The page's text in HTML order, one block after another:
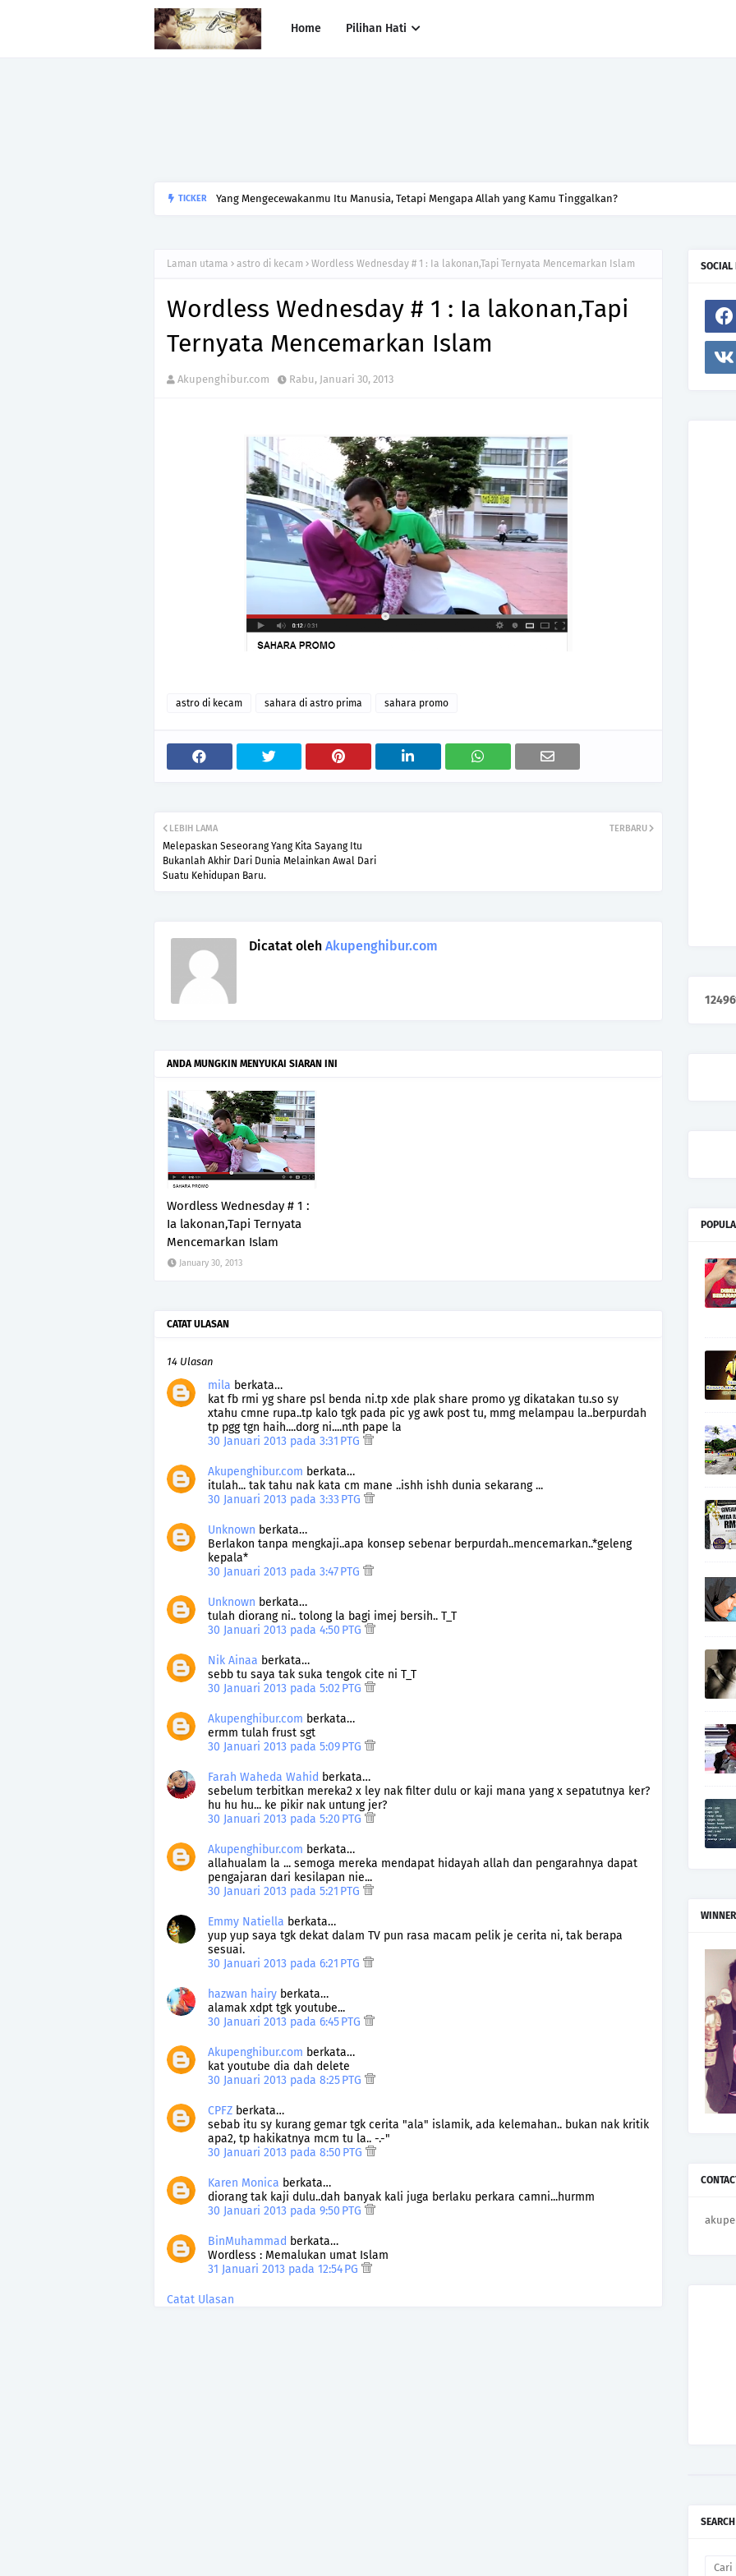
Home Pilihan Hati
TICKER Yang Mengecewakanmu Itu Manusia, Tetapi Mengapa Allah yang Kamu Tinggalkan?
Laman utama astro di kecam Wordless Wednesday # 1 : Ia lakonan,Tapi Ternyata Mencemarkan Islam
Wordless Wednesday # 1 : Ia lakonan,Tapi
Ternyata Mencemarkan Islam
Akupenghibur.com Rabu, Januari 30, 2013
astro di kecam sahara di astro prima sahara promo
TERBARU
LEBIH LAMA
Melepaskan Seseorang Yang Kita Sayang Itu
Bukanlah Akhir Dari Dunia Melainkan Awal Dari
Suatu Kehidupan Baru.
Dicatat oleh Akupenghibur.com
ANDA MUNGKIN MENYUKAI SIARAN INI
Wordless Wednesday # 1 :
Ia lakonan,Tapi Ternyata
Mencemarkan Islam
January 30, 2013
CATAT ULASAN
14 Ulasan
mila berkata…
kat fb rmi yg share psl benda ni.tp xde plak share promo yg dikatakan tu.so sy
xtahu cmne rupa..tp kalo tgk pada pic yg awk post tu, mmg melampau la..berpurdah
tp pgg tgn haih....dorg ni....nth pape la
30 Januari 2013 pada 3:31 PTG
Akupenghibur.com berkata…
itulah... tak tahu nak kata cm mane ..ishh ishh dunia sekarang ...
30 Januari 2013 pada 3:33 PTG
Unknown berkata…
Berlakon tanpa mengkaji..apa konsep sebenar berpurdah..mencemarkan..*geleng
kepala*
30 Januari 2013 pada 3:47 PTG
Unknown berkata…
tulah diorang ni.. tolong la bagi imej bersih.. T_T
30 Januari 2013 pada 4:50 PTG
Nik Ainaa berkata…
sebb tu saya tak suka tengok cite ni T_T
30 Januari 2013 pada 5:02 PTG
Akupenghibur.com berkata…
ermm tulah frust sgt
30 Januari 2013 pada 5:09 PTG
Farah Waheda Wahid berkata…
sebelum terbitkan mereka2 x ley nak filter dulu or kaji mana yang x sepatutnya ker?
hu hu hu... ke pikir nak untung jer?
30 Januari 2013 pada 5:20 PTG
Akupenghibur.com berkata…
allahualam la ... semoga mereka mendapat hidayah allah dan pengarahnya dapat
pengajaran dari kesilapan nie...
30 Januari 2013 pada 5:21 PTG
Emmy Natiella berkata…
yup yup saya tgk dekat dalam TV pun rasa macam pelik je cerita ni, tak berapa
sesuai.
30 Januari 2013 pada 6:21 PTG
hazwan hairy berkata…
alamak xdpt tgk youtube...
30 Januari 2013 pada 6:45 PTG
Akupenghibur.com berkata…
kat youtube dia dah delete
30 Januari 2013 pada 8:25 PTG
CPFZ berkata…
sebab itu sy kurang gemar tgk cerita "ala" islamik, ada kelemahan.. bukan nak kritik
apa2, tp hakikatnya mcm tu la.. -.-"
30 Januari 2013 pada 8:50 PTG
Karen Monica berkata…
diorang tak kaji dulu..dah banyak kali juga berlaku perkara camni...hurmm
30 Januari 2013 pada 9:50 PTG
BinMuhammad berkata…
Wordless : Memalukan umat Islam
31 Januari 2013 pada 12:54 PG
Catat Ulasan
SOCIAL
12496